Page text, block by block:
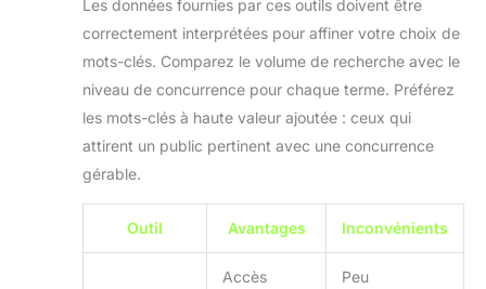
Les données fournies par ces outils doivent être
correctement interprétées pour affiner votre choix de
mots-clés. Comparez le volume de recherche avec le
niveau de concurrence pour chaque terme. Préférez
les mots-clés à haute valeur ajoutée : ceux qui
attirent un public pertinent avec une concurrence
gérable.
Outil Avantages Inconvénients
Accès
Peu